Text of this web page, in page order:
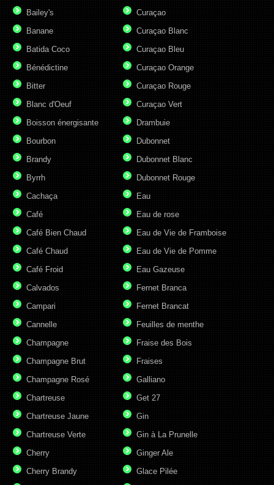
Bailey's
Banane
Batida Coco
Bénédictine
Bitter
Blanc d'Oeuf
Boisson énergisante
Bourbon
Brandy
Byrrh
Cachaça
Café
Café Bien Chaud
Café Chaud
Café Froid
Calvados
Campari
Cannelle
Champagne
Champagne Brut
Champagne Rosé
Chartreuse
Chartreuse Jaune
Chartreuse Verte
Cherry
Cherry Brandy
Curaçao
Curaçao Blanc
Curaçao Bleu
Curaçao Orange
Curaçao Rouge
Curaçao Vert
Drambuie
Dubonnet
Dubonnet Blanc
Dubonnet Rouge
Eau
Eau de rose
Eau de Vie de Framboise
Eau de Vie de Pomme
Eau Gazeuse
Fernet Branca
Fernet Brancat
Feuilles de menthe
Fraise des Bois
Fraises
Galliano
Get 27
Gin
Gin à La Prunelle
Ginger Ale
Glace Pilée